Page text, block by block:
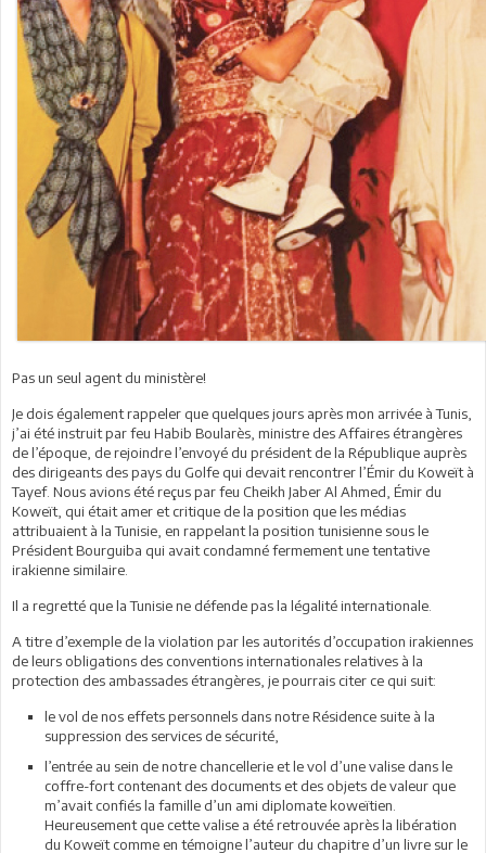
Pas un seul agent du ministère!
Je dois également rappeler que quelques jours après mon arrivée à Tunis,
j’ai été instruit par feu Habib Boularès, ministre des Affaires étrangères
de l’époque, de rejoindre l’envoyé du président de la République auprès
des dirigeants des pays du Golfe qui devait rencontrer l’Émir du Koweït à
Tayef. Nous avions été reçus par feu Cheikh Jaber Al Ahmed, Émir du
Koweït, qui était amer et critique de la position que les médias
attribuaient à la Tunisie, en rappelant la position tunisienne sous le
Président Bourguiba qui avait condamné fermement une tentative
irakienne similaire.
Il a regretté que la Tunisie ne défende pas la légalité internationale.
A titre d’exemple de la violation par les autorités d’occupation irakiennes
de leurs obligations des conventions internationales relatives à la
protection des ambassades étrangères, je pourrais citer ce qui suit:
le vol de nos effets personnels dans notre Résidence suite à la
suppression des services de sécurité,
l’entrée au sein de notre chancellerie et le vol d’une valise dans le
coffre-fort contenant des documents et des objets de valeur que
m’avait confiés la famille d’un ami diplomate koweïtien.
Heureusement que cette valise a été retrouvée après la libération
du Koweït comme en témoigne l’auteur du chapitre d’un livre sur le